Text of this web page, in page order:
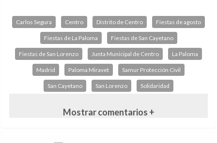
Carlos Segura Centro Distrito de Centro Fiestas de agosto
Fiestas de La Paloma Fiestas de San Cayetano
Fiestas de San Lorenzo Junta Municipal de Centro La Paloma
Madrid Paloma Miravet Samur Protección Civil
San Cayetano San Lorenzo Solidaridad
Mostrar comentarios +